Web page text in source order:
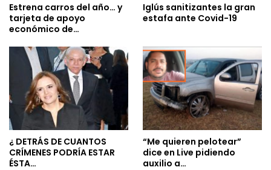
Estrena carros del año… y
tarjeta de apoyo
económico de…
Iglús sanitizantes la gran
estafa ante Covid-19
¿ DETRÁS DE CUANTOS
CRÍMENES PODRÍA ESTAR
ÉSTA…
“Me quieren pelotear”
dice en Live pidiendo
auxilio a…